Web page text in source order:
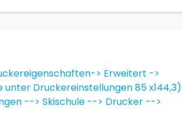
> Erweitert ->
Druckereinstellungen 85 x144,3)
--> Skischule --> Drucker -->